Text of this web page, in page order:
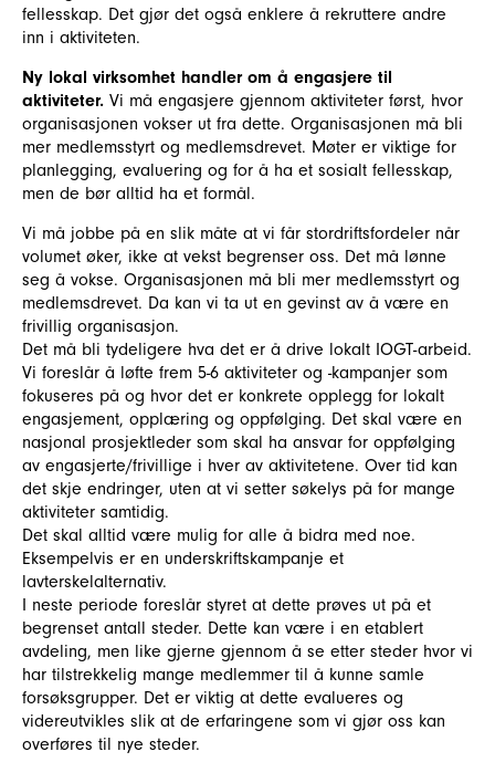
fellesskap. Det gjør det også enklere å rekruttere andre
inn i aktiviteten.
Ny lokal virksomhet handler om å engasjere til
aktiviteter. Vi må engasjere gjennom aktiviteter først, hvor
organisasjonen vokser ut fra dette. Organisasjonen må bli
mer medlemsstyrt og medlemsdrevet. Møter er viktige for
planlegging, evaluering og for å ha et sosialt fellesskap,
men de bør alltid ha et formål.
Vi må jobbe på en slik måte at vi får stordriftsfordeler når
volumet øker, ikke at vekst begrenser oss. Det må lønne
seg å vokse. Organisasjonen må bli mer medlemsstyrt og
medlemsdrevet. Da kan vi ta ut en gevinst av å være en
frivillig organisasjon.
Det må bli tydeligere hva det er å drive lokalt IOGT-arbeid.
Vi foreslår å løfte frem 5-6 aktiviteter og -kampanjer som
fokuseres på og hvor det er konkrete opplegg for lokalt
engasjement, opplæring og oppfølging. Det skal være en
nasjonal prosjektleder som skal ha ansvar for oppfølging
av engasjerte/frivillige i hver av aktivitetene. Over tid kan
det skje endringer, uten at vi setter søkelys på for mange
aktiviteter samtidig.
Det skal alltid være mulig for alle å bidra med noe.
Eksempelvis er en underskriftskampanje et
lavterskelalternativ.
I neste periode foreslår styret at dette prøves ut på et
begrenset antall steder. Dette kan være i en etablert
avdeling, men like gjerne gjennom å se etter steder hvor vi
har tilstrekkelig mange medlemmer til å kunne samle
forsøksgrupper. Det er viktig at dette evalueres og
videreutvikles slik at de erfaringene som vi gjør oss kan
overføres til nye steder.